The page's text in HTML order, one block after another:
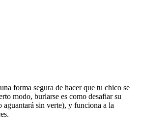
forma segura de hacer que tu chico se
modo, burlarse es como desafiar su
aguantará sin verte), y funciona a la